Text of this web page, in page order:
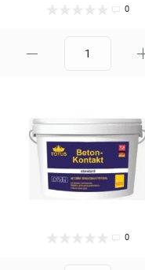
0
0